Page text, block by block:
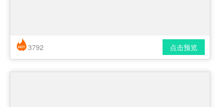
简历风格： 时尚 / 简洁 / 应届生
点击预览
3792